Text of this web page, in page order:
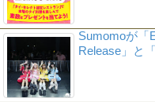
Sumomoが「
Release」と